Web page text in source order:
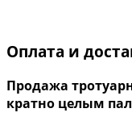
Оплата и
Продажа
кратно целым